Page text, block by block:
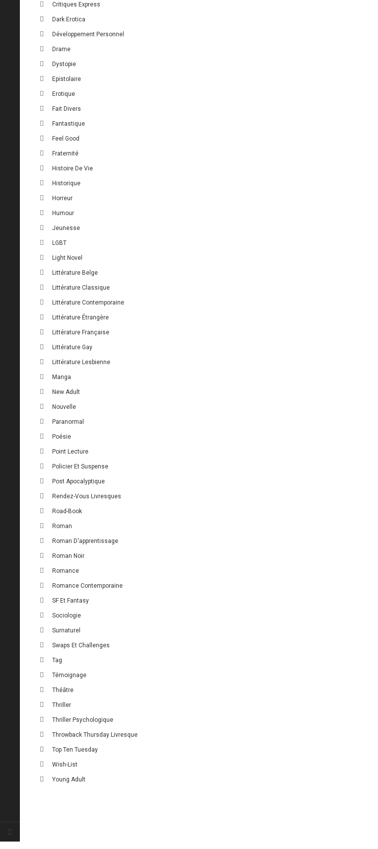
Critiques Express
Dark Erotica
Développement Personnel
Drame
Dystopie
Epistolaire
Erotique
Fait Divers
Fantastique
Feel Good
Fraternité
Histoire De Vie
Historique
Horreur
Humour
Jeunesse
LGBT
Light Novel
Littérature Belge
Littérature Classique
Littérature Contemporaine
Littérature Étrangère
Littérature Française
Littérature Gay
Littérature Lesbienne
Manga
New Adult
Nouvelle
Paranormal
Poésie
Point Lecture
Policier Et Suspense
Post Apocalyptique
Rendez-Vous Livresques
Road-Book
Roman
Roman D'apprentissage
Roman Noir
Romance
Romance Contemporaine
SF Et Fantasy
Sociologie
Surnaturel
Swaps Et Challenges
Tag
Témoignage
Théâtre
Thriller
Thriller Psychologique
Throwback Thursday Livresque
Top Ten Tuesday
Wish-List
Young Adult